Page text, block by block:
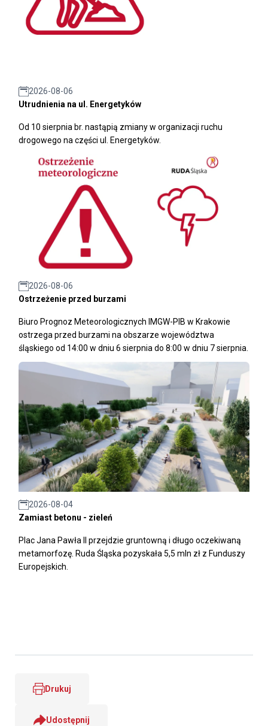
2026-08-06
Utrudnienia na ul. Energetyków
Od 10 sierpnia br. nastąpią zmiany w organizacji ruchu
drogowego na części ul. Energetyków.
2026-08-06
Ostrzeżenie przed burzami
Biuro Prognoz Meteorologicznych IMGW-PIB w Krakowie
ostrzega przed burzami na obszarze województwa
śląskiego od 14:00 w dniu 6 sierpnia do 8:00 w dniu 7 sierpnia.
2026-08-04
Zamiast betonu - zieleń
Plac Jana Pawła II przejdzie gruntowną i długo oczekiwaną
metamorfozę. Ruda Śląska pozyskała 5,5 mln zł z Funduszy
Europejskich.
Drukuj
Udostępnij